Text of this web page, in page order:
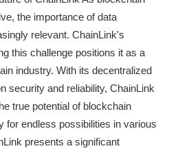
the importance of data
relevant. ChainLink's
this challenge positions it as a
industry. With its decentralized
security and reliability, ChainLink
true potential of blockchain
for endless possibilities in various
presents a significant